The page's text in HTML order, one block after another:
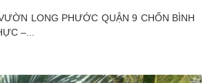
LONG PHƯỚC QUẬN 9 CHỐN BÌNH
–...